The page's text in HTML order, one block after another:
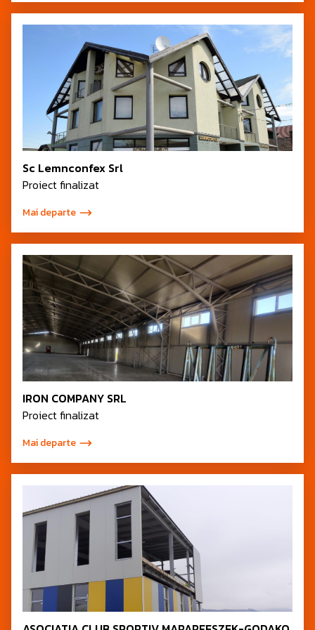
Sc Lemnconfex Srl
Proiect finalizat
Mai departe
IRON COMPANY SRL
Proiect finalizat
Mai departe